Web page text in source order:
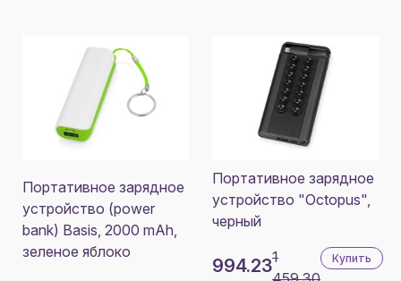
Портативное зарядное
устройство (power
bank) Basis, 2000 mAh,
зеленое яблоко
Портативное зарядное
устройство "Octopus",
черный
994.231
Купить